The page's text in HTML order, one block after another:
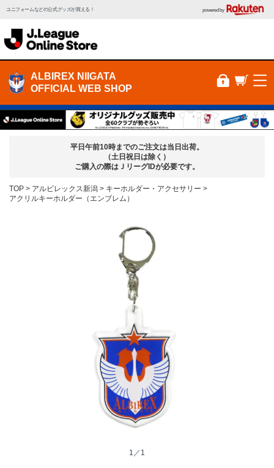
ユニフォームなどの公式グッズが買える！ powered by
ALBIREX NIIGATA
OFFICIAL WEB SHOP
平日午前10時までのご注文は当日出荷。
（土日祝日は除く）
ご購入の際はＪリーグIDが必要です。
TOP アルビレックス新潟
キーホルダー・アクセサリー
アクリルキーホルダー（エンブレム）
1／1